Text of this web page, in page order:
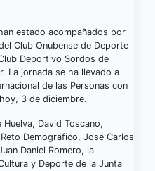
estado acompañados por
Club Onubense de Deporte
Deportivo Sordos de
La jornada se ha llevado a
de las Personas con
3 de diciembre.
David Toscano,
Demográfico, José Carlos
Daniel Romero, la
y Deporte de la Junta